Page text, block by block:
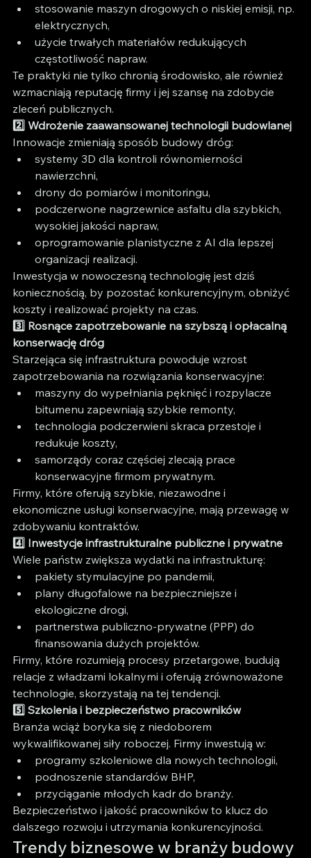
stosowanie maszyn drogowych o niskiej emisji, np.
elektrycznych,
użycie trwałych materiałów redukujących
częstotliwość napraw.
Te praktyki nie tylko chronią środowisko, ale również
wzmacniają reputację firmy i jej szansę na zdobycie
zleceń publicznych.
2️⃣ Wdrożenie zaawansowanej technologii budowlanej
Innowacje zmieniają sposób budowy dróg:
systemy 3D dla kontroli równomierności
nawierzchni,
drony do pomiarów i monitoringu,
podczerwone nagrzewnice asfaltu dla szybkich,
wysokiej jakości napraw,
oprogramowanie planistyczne z AI dla lepszej
organizacji realizacji.
Inwestycja w nowoczesną technologię jest dziś
koniecznością, by pozostać konkurencyjnym, obniżyć
koszty i realizować projekty na czas.
3️⃣ Rosnące zapotrzebowanie na szybszą i opłacalną
konserwację dróg
Starzejąca się infrastruktura powoduje wzrost
zapotrzebowania na rozwiązania konserwacyjne:
maszyny do wypełniania pęknięć i rozpylacze
bitumenu zapewniają szybkie remonty,
technologia podczerwieni skraca przestoje i
redukuje koszty,
samorządy coraz częściej zlecają prace
konserwacyjne firmom prywatnym.
Firmy, które oferują szybkie, niezawodne i
ekonomiczne usługi konserwacyjne, mają przewagę w
zdobywaniu kontraktów.
4️⃣ Inwestycje infrastrukturalne publiczne i prywatne
Wiele państw zwiększa wydatki na infrastrukturę:
pakiety stymulacyjne po pandemii,
plany długofalowe na bezpieczniejsze i
ekologiczne drogi,
partnerstwa publiczno-prywatne (PPP) do
finansowania dużych projektów.
Firmy, które rozumieją procesy przetargowe, budują
relacje z władzami lokalnymi i oferują zrównoważone
technologie, skorzystają na tej tendencji.
5️⃣ Szkolenia i bezpieczeństwo pracowników
Branża wciąż boryka się z niedoborem
wykwalifikowanej siły roboczej. Firmy inwestują w:
programy szkoleniowe dla nowych technologii,
podnoszenie standardów BHP,
przyciąganie młodych kadr do branży.
Bezpieczeństwo i jakość pracowników to klucz do
dalszego rozwoju i utrzymania konkurencyjności.
Trendy biznesowe w branży budowy